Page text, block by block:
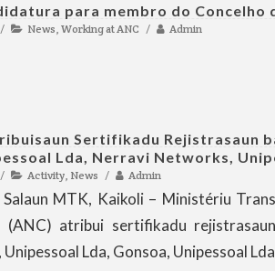
para membro do Concelho
News Working at ANC Admin
Sertifikadu Rejistrasaun
Lda, Nerravi Networks,
Activity News Admin
MTK, Kaikoli – Ministériu
(ANC) atribui sertifikadu
Lda, Gonsoa, Unipessoal